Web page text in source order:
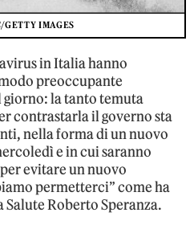
GETTY IMAGES
in Italia hanno
preoccupante
giorno: la tanto temuta
contrastarla il governo sta
nella forma di un nuovo
e in cui saranno
evitare un nuovo
permetterci” come ha
Roberto Speranza.